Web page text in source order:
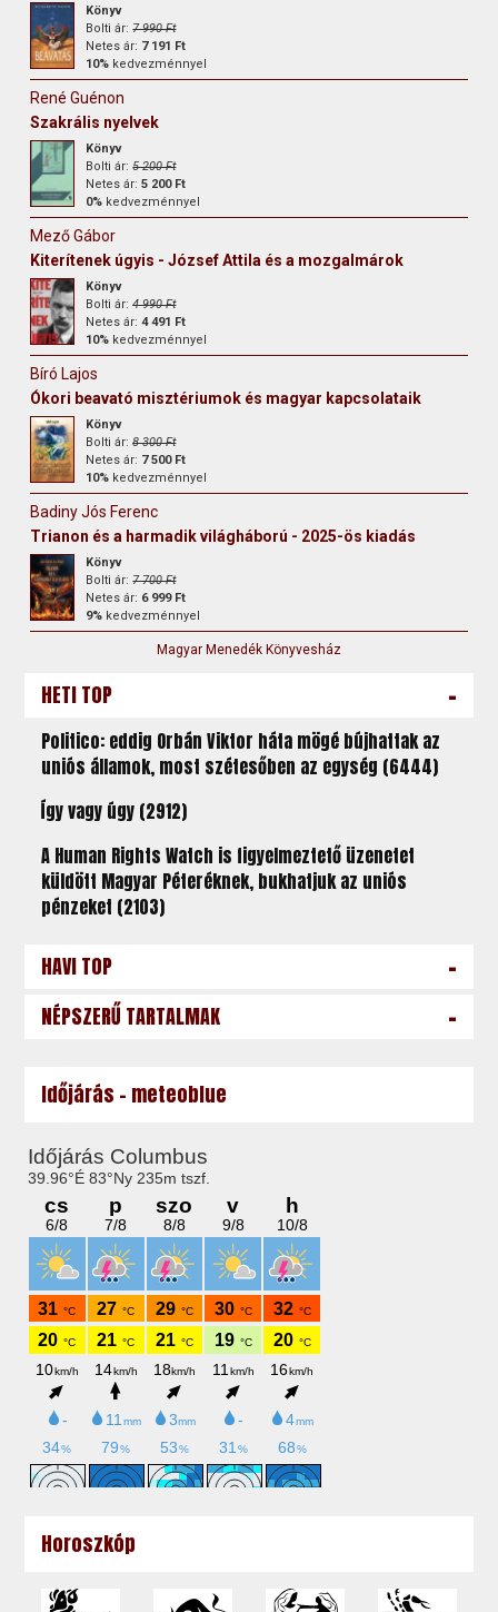
Könyv
Bolti ár:7 990 Ft
Netes ár: 7 191 Ft
10% kedvezménnyel
René Guénon
Szakrális nyelvek
Könyv
Bolti ár:5 200 Ft
Netes ár:5 200 Ft
0% kedvezménnyel
Mező Gábor
Kiterítenek úgyis - József Attila és a mozgalmárok
Könyv
Bolti ár:4 990 Ft
Netes ár:4 491 Ft
10% kedvezménnyel
Bíró Lajos
Ókori beavató misztériumok és magyar kapcsolataik
Könyv
Bolti ár:8 300 Ft
Netes ár: 7 500 Ft
10% kedvezménnyel
Badiny Jós Ferenc
Trianon és a harmadik világháború - 2025-ös kiadás
Könyv
Bolti ár:7 700 Ft
Netes ár: 6 999 Ft
9% kedvezménnyel
Magyar Menedék Könyvesház
HETI TOP -
Politico: eddig Orbán Viktor háta mögé bújhattak az
uniós államok, most szétesőben az egység (6444)
Így vagy úgy (2912)
A Human Rights Watch is figyelmeztető üzenetet
küldött Magyar Péteréknek, bukhatjuk az uniós
pénzeket (2103)
HAVI TOP -
NÉPSZERŰ TARTALMAK -
Időjárás - meteoblue
Horoszkóp